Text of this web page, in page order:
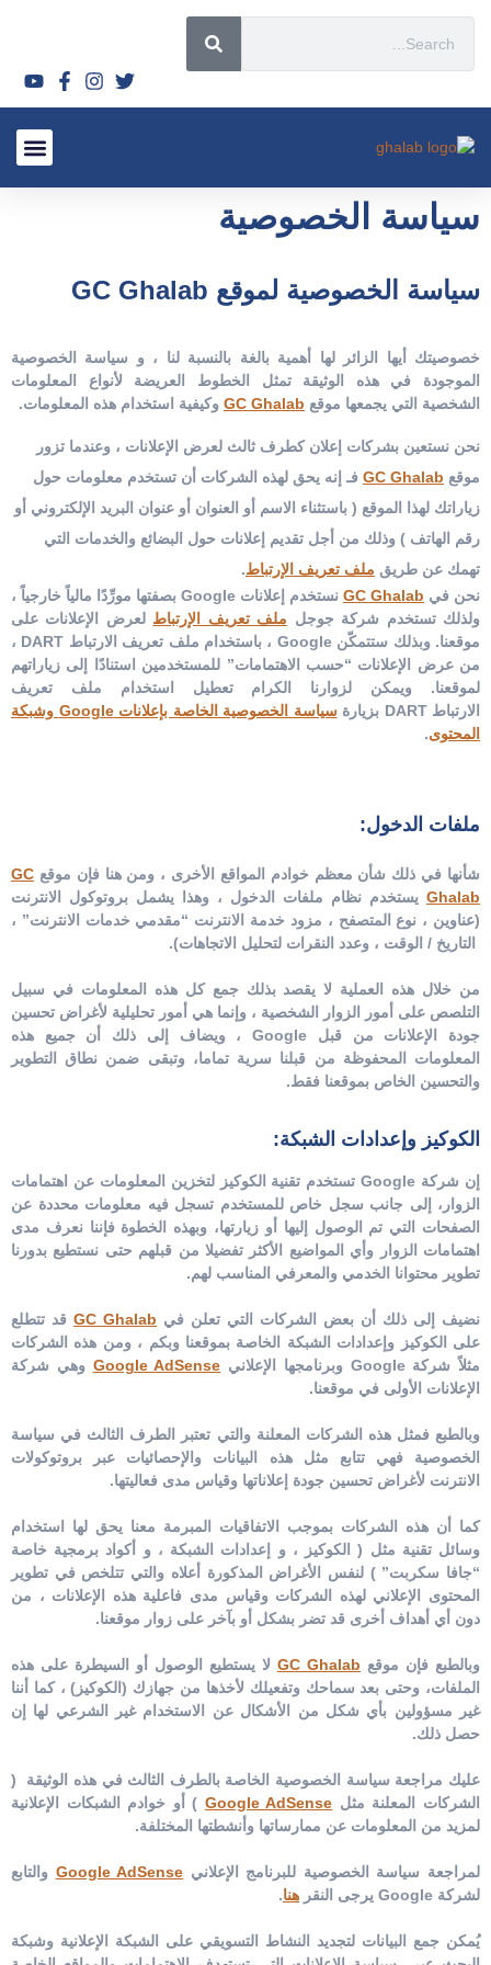
سياسة الخصوصية
سياسة الخصوصية لموقع GC Ghalab
خصوصيتك أيها الزائر لها أهمية بالغة بالنسبة لنا ، و سياسة الخصوصية
الموجودة في هذه الوثيقة تمثل الخطوط العريضة لأنواع المعلومات
الشخصية التي يجمعها موقع GC Ghalab وكيفية استخدام هذه المعلومات.
نحن نستعين بشركات إعلان كطرف ثالث لعرض الإعلانات ، وعندما تزور
موقع GC Ghalab فـ إنه يحق لهذه الشركات أن تستخدم معلومات حول
زياراتك لهذا الموقع ( باستثناء الاسم أو العنوان أو عنوان البريد الإلكتروني أو
رقم الهاتف ) وذلك من أجل تقديم إعلانات حول البضائع والخدمات التي
تهمك عن طريق ملف تعريف الإرتباط.
نحن في GC Ghalab
نستخدم إعلانات Google بصفتها مورِّدًا مالياً خارجياً ،
ولذلك تستخدم شركة جوجل ملف تعريف الإرتباط لعرض الإعلانات على
موقعنا. وبذلك ستتمكّن Google ، باستخدام ملف تعريف الارتباط DART ،
من عرض الإعلانات “حسب الاهتمامات” للمستخدمين استنادًا إلى زياراتهم
لموقعنا. ويمكن لزوارنا الكرام تعطيل استخدام ملف تعريف
الارتباط DART بزيارة
سياسة الخصوصية الخاصة بإعلانات Google وشبكة
المحتوى.
ملفات الدخول:
شأنها في ذلك شأن معظم خوادم المواقع الأخرى ، ومن هنا فإن موقع GC
Ghalab يستخدم نظام ملفات الدخول ، وهذا يشمل بروتوكول الانترنت
(عناوين ، نوع المتصفح ، مزود خدمة الانترنت “مقدمي خدمات الانترنت” ،
التاريخ / الوقت ، وعدد النقرات لتحليل الاتجاهات).
من خلال هذه العملية لا يقصد بذلك جمع كل هذه المعلومات في سبيل
التلصص على أمور الزوار الشخصية ، وإنما هي أمور تحليلية لأغراض تحسين
جودة الإعلانات من قبل Google ، ويضاف إلى ذلك أن جميع هذه
المعلومات المحفوظة من قبلنا سرية تماما، وتبقى ضمن نطاق التطوير
والتحسين الخاص بموقعنا فقط.
الكوكيز وإعدادات الشبكة:
إن شركة Google تستخدم تقنية الكوكيز لتخزين المعلومات عن اهتمامات
الزوار، إلى جانب سجل خاص للمستخدم تسجل فيه معلومات محددة عن
الصفحات التي تم الوصول إليها أو زيارتها، وبهذه الخطوة فإننا نعرف مدى
اهتمامات الزوار وأي المواضيع الأكثر تفضيلا من قبلهم حتى نستطيع بدورنا
تطوير محتوانا الخدمي والمعرفي المناسب لهم.
نضيف إلى ذلك أن بعض الشركات التي تعلن في GC Ghalab قد تتطلع
على الكوكيز وإعدادات الشبكة الخاصة بموقعنا وبكم ، ومن هذه الشركات
مثلاً شركة Google وبرنامجها الإعلاني
Google AdSense وهي شركة
الإعلانات الأولى في موقعنا.
وبالطبع فمثل هذه الشركات المعلنة والتي تعتبر الطرف الثالث في سياسة
الخصوصية فهي تتابع مثل هذه البيانات والإحصائيات عبر بروتوكولات
الانترنت لأغراض تحسين جودة إعلاناتها وقياس مدى فعاليتها.
كما أن هذه الشركات بموجب الاتفاقيات المبرمة معنا يحق لها استخدام
وسائل تقنية مثل ( الكوكيز ، و إعدادات الشبكة ، و أكواد برمجية خاصة
“جافا سكربت” ) لنفس الأغراض المذكورة أعلاه والتي تتلخص في تطوير
المحتوى الإعلاني لهذه الشركات وقياس مدى فاعلية هذه الإعلانات ، من
دون أي أهداف أخرى قد تضر بشكل أو بآخر على زوار موقعنا.
وبالطبع فإن موقع GC Ghalab لا يستطيع الوصول أو السيطرة على هذه
الملفات، وحتى بعد سماحك وتفعيلك لأخذها من جهازك (الكوكيز) ، كما أننا
غير مسؤولين بأي شكل من الأشكال عن الاستخدام غير الشرعي لها إن
حصل ذلك.
عليك مراجعة سياسة الخصوصية الخاصة بالطرف الثالث في هذه الوثيقة (
الشركات المعلنة مثل Google AdSense ) أو خوادم الشبكات الإعلانية
لمزيد من المعلومات عن ممارساتها وأنشطتها المختلفة.
لمراجعة سياسة الخصوصية للبرنامج الإعلاني Google AdSense والتابع
لشركة Google يرجى النقر
هنا.
يُمكن جمع البيانات لتجديد النشاط التسويقي على الشبكة الإعلانية وشبكة